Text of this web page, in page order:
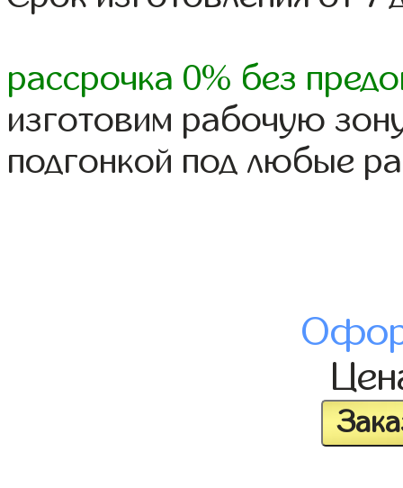
рассрочка 0% без
изготовим рабочую
подгонкой под любые